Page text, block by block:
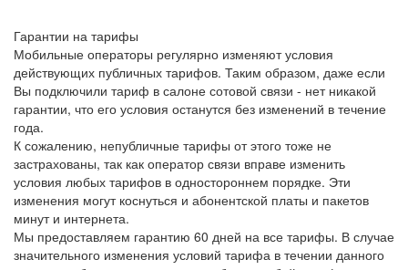
Гарантии на тарифы
Мобильные операторы регулярно изменяют условия
действующих публичных тарифов. Таким образом, даже если
Вы подключили тариф в салоне сотовой связи - нет никакой
гарантии, что его условия останутся без изменений в течение
года.
К сожалению, непубличные тарифы от этого тоже не
застрахованы, так как оператор связи вправе изменить
условия любых тарифов в одностороннем порядке. Эти
изменения могут коснуться и абонентской платы и пакетов
минут и интернета.
Мы предоставляем гарантию 60 дней на все тарифы. В случае
значительного изменения условий тарифа в течении данного